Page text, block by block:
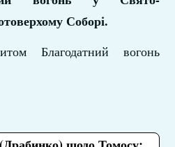
Соборі.
Благодатний вогонь